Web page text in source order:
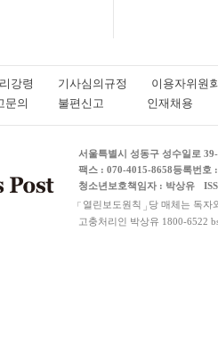
리강령 기사심의규정 이용자위
문의 불편신고 인재채용
서울특별시 성동구 성수일로
팩스 : 070-4015-8658등록번호
청소년보호책임자 : 박상유
열린보도원칙 당 매체는 독자
고충처리인 박상유 1800-6522